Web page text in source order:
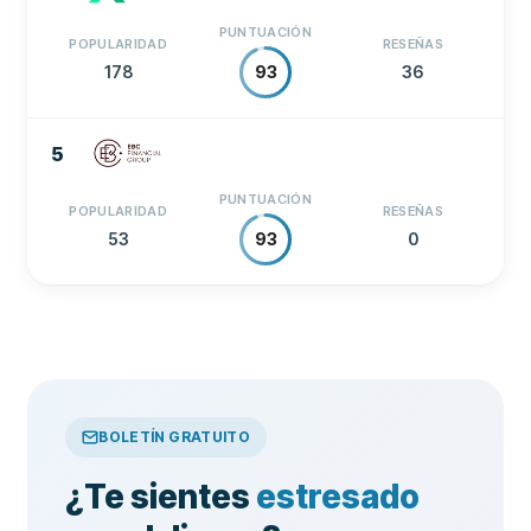
PUNTUACIÓN
93
RESEÑAS
36
POPULARIDAD
178
5
PUNTUACIÓN
93
RESEÑAS
0
POPULARIDAD
53
BOLETÍN GRATUITO
¿Te sientes estresado